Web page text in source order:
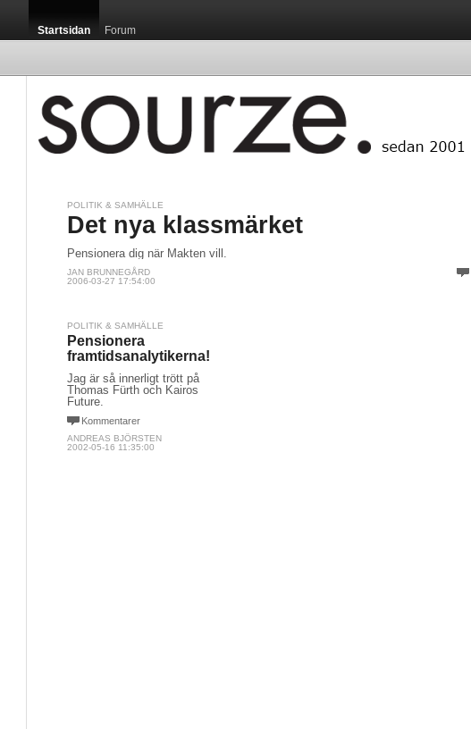
Startsidan Forum
POLITIK & SAMHÄLLE
Det nya klassmärket
Pensionera dig när Makten vill.
JAN BRUNNEGÅRD
2006-03-27 17:54:00
POLITIK & SAMHÄLLE
Pensionera
framtidsanalytikerna!
Jag är så innerligt trött på
Thomas Fürth och Kairos
Future.
Kommentarer
ANDREAS BJÖRSTEN
2002-05-16 11:35:00